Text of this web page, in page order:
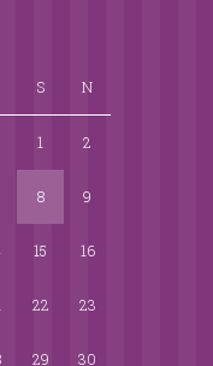
S N
1 2
8 9
15 16
22 23
29 30